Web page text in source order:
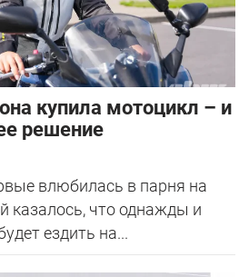
купила мотоцикл – и
решение
влюбилась в парня на
казалось, что однажды и
ездить на...